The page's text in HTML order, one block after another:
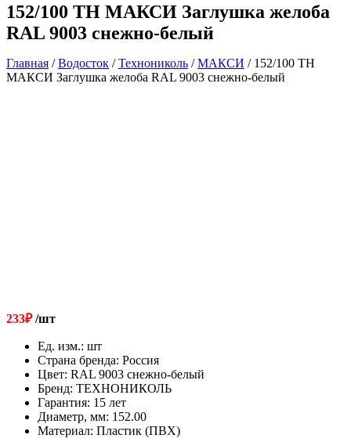
152/100 ТН МАКСИ Заглушка желоба
RAL 9003 снежно-белый
Главная /Водосток /Технониколь /МАКСИ / 152/100 ТН
МАКСИ Заглушка желоба RAL 9003 снежно-белый
233₽/шт
Ед. изм.: шт
Страна бренда: Россия
Цвет: RAL 9003 снежно-белый
Бренд: ТЕХНОНИКОЛЬ
Гарантия: 15 лет
Диаметр, мм: 152.00
Материал: Пластик (ПВХ)